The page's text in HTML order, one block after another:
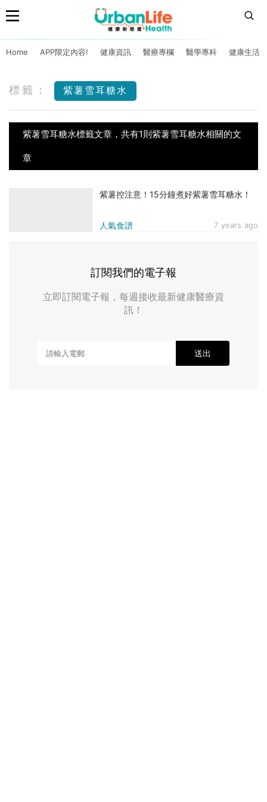
Home APP限定內容! 健康資訊 醫療專欄 醫學專科 健康生活
標籤： 紫薯雪耳糖水
紫薯雪耳糖水標籤文章，共有1則紫薯雪耳糖水相關的文
章
人氣食譜 7 years ago
紫薯控注意！15分鐘煮好紫薯雪耳糖水！
訂閱我們的電子報
立即訂閱電子報，每週接收最新健康醫療資
訊！
送出